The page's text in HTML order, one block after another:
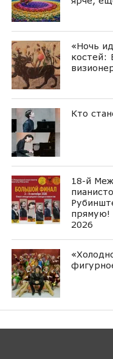
«Ночь
костей:
Кто
18-й
прямую!
2026